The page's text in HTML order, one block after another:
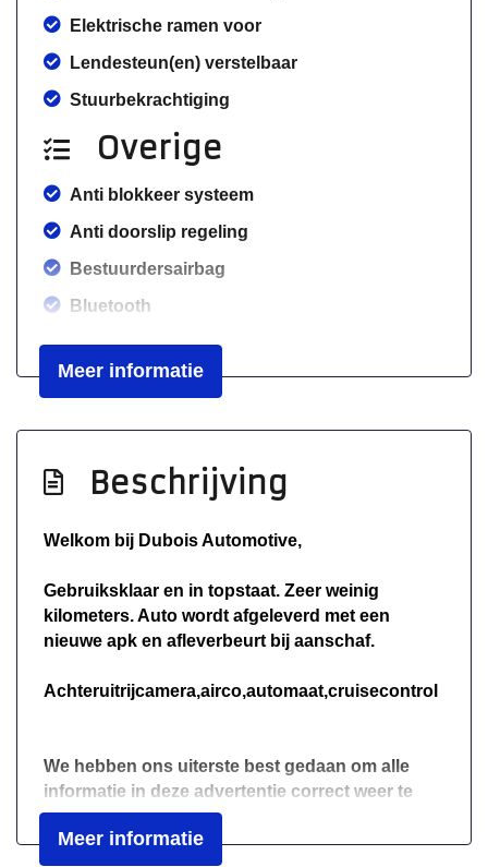
Elektrische ramen voor
Lendesteun(en) verstelbaar
Stuurbekrachtiging
Overige
Anti blokkeer systeem
Anti doorslip regeling
Bestuurdersairbag
Bluetooth
Elektronisch stabiliteits programma
Exterieur
verwarmbaar
Centrale vergrendeling met
Meer informatie
Beschrijving
Welkom bij Dubois Automotive,
Gebruiksklaar en in topstaat. Zeer weinig
kilometers. Auto wordt afgeleverd met een
nieuwe apk en afleverbeurt bij aanschaf.
Achteruitrijcamera,airco,automaat,cruisecontrol
We hebben ons uiterste best gedaan om alle
informatie in deze advertentie correct weer te
geven. Er kunnen echter geen rechten worden
ontleend aan de verstrekte informatie in de
Meer informatie